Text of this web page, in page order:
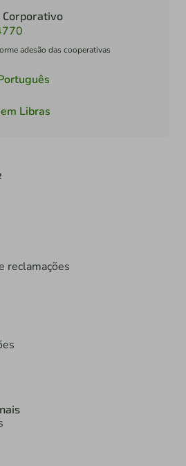
Corporativo
adesão das cooperativas
Libras
reclamações